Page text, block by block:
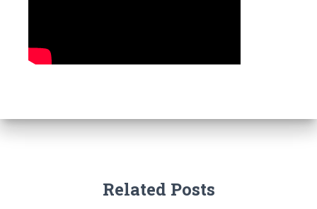
Related Posts